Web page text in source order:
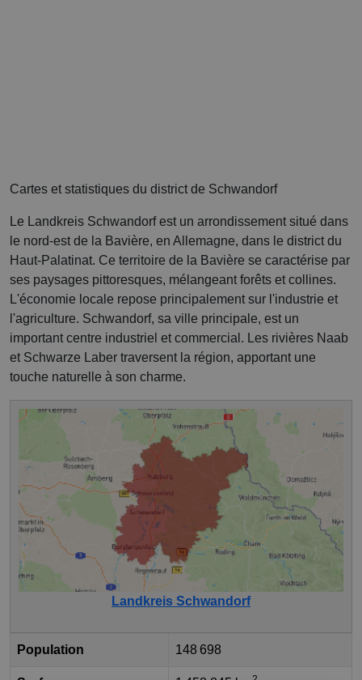
Cartes et statistiques du district de Schwandorf
Le Landkreis Schwandorf est un arrondissement situé dans
le nord-est de la Bavière, en Allemagne, dans le district du
Haut-Palatinat. Ce territoire de la Bavière se caractérise par
ses paysages pittoresques, mélangeant forêts et collines.
L'économie locale repose principalement sur l'industrie et
l'agriculture. Schwandorf, sa ville principale, est un
important centre industriel et commercial. Les rivières Naab
et Schwarze Laber traversent la région, apportant une
touche naturelle à son charme.
Landkreis Schwandorf
Population 148 698